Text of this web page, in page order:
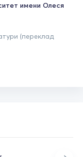
имени Олеся
(переклад